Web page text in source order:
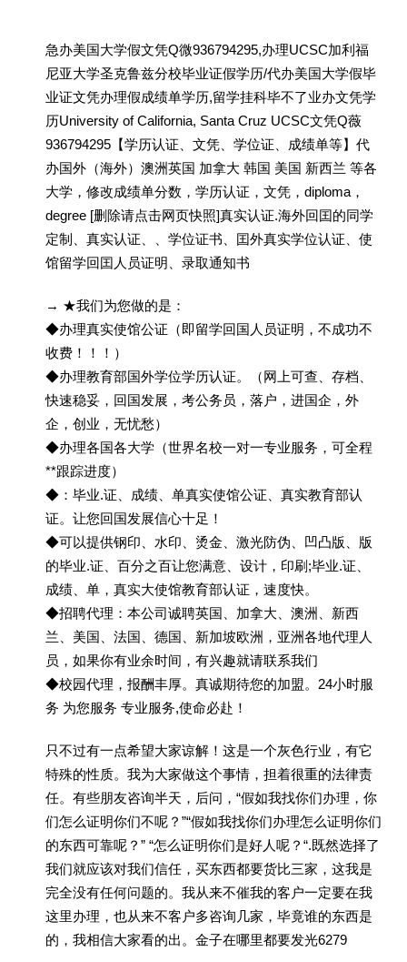
急办美国大学假文凭Q微936794295,办理UCSC加利福
尼亚大学圣克鲁兹分校毕业证假学历/代办美国大学假毕
业证文凭办理假成绩单学历,留学挂科毕不了业办文凭学
历University of California, Santa Cruz UCSC文凭Q薇
936794295【学历认证、文凭、学位证、成绩单等】代
办国外（海外）澳洲英国 加拿大 韩国 美国 新西兰 等各
大学，修改成绩单分数，学历认证，文凭，diploma，
degree [删除请点击网页快照]真实认证.海外回囯的同学
定制、真实认证、、学位证书、囯外真实学位认证、使
馆留学回囯人员证明、录取通知书
→ ★我们为您做的是：
◆办理真实使馆公证（即留学回国人员证明，不成功不
收费！！！）
◆办理教育部国外学位学历认证。（网上可查、存档、
快速稳妥，回国发展，考公务员，落户，进国企，外
企，创业，无忧愁）
◆办理各国各大学（世界名校一对一专业服务，可全程
**跟踪进度）
◆：毕业.证、成绩、单真实使馆公证、真实教育部认
证。让您回国发展信心十足！
◆可以提供钢印、水印、烫金、激光防伪、凹凸版、版
的毕业.证、百分之百让您满意、设计，印刷;毕业.证、
成绩、单，真实大使馆教育部认证，速度快。
◆招聘代理：本公司诚聘英国、加拿大、澳洲、新西
兰、美国、法国、德国、新加坡欧洲，亚洲各地代理人
员，如果你有业余时间，有兴趣就请联系我们
◆校园代理，报酬丰厚。真诚期待您的加盟。24小时服
务 为您服务 专业服务,使命必赴！
只不过有一点希望大家谅解！这是一个灰色行业，有它
特殊的性质。我为大家做这个事情，担着很重的法律责
任。有些朋友咨询半天，后问，“假如我找你们办理，你
们怎么证明你们不呢？”“假如我找你们办理怎么证明你们
的东西可靠呢？” “怎么证明你们是好人呢？“.既然选择了
我们就应该对我们信任，买东西都要货比三家，这我是
完全没有任何问题的。我从来不催我的客户一定要在我
这里办理，也从来不客户多咨询几家，毕竟谁的东西是
的，我相信大家看的出。金子在哪里都要发光6279